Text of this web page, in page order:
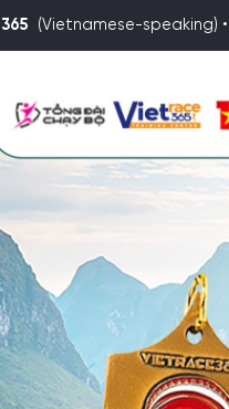
(Vietnamese-speaking) •